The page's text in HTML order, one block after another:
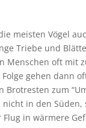
meisten Vögel
Triebe und
Menschen oft mit
gehen dann
zum
nicht in den
in wärmere